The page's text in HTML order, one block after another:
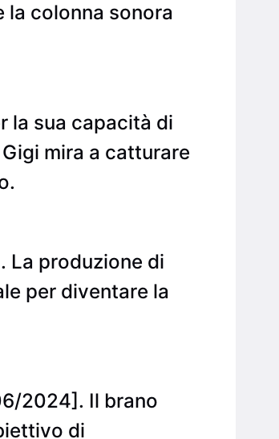
la colonna sonora
la sua capacità di
mira a catturare
La produzione di
per diventare la
2024]. Il brano
di